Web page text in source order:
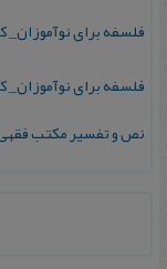
فلسفه برای
فلسفه برای نوآموزان_
نص و تفسیر مکتب